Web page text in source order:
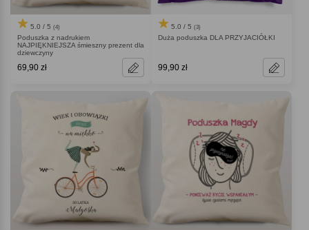
5.0 / 5 (4)
Poduszka z nadrukiem
NAJPIĘKNIEJSZA śmieszny prezent dla
dziewczyny
69,90 zł
5.0 / 5 (3)
Duża poduszka DLA PRZYJACIÓŁKI
99,90 zł